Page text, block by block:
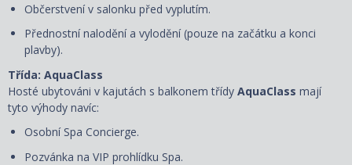
Občerstvení v salonku před vyplutím.
Přednostní nalodění a vylodění (pouze na začátku a konci
plavby).
Třída: AquaClass
Hosté ubytováni v kajutách s balkonem třídy AquaClass mají
tyto výhody navíc:
Osobní Spa Concierge.
Pozvánka na VIP prohlídku Spa.